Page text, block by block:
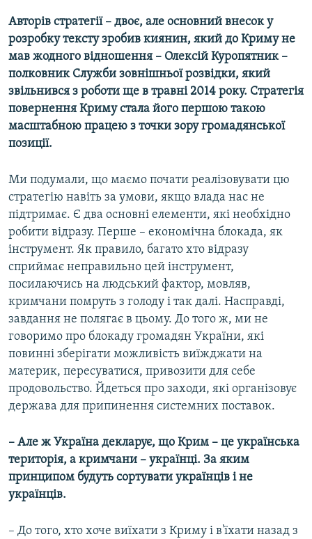
Авторів стратегії – двоє, але основний внесок у
розробку тексту зробив киянин, який до Криму не
мав жодного відношення – Олексій Куропятник –
полковник Служби зовнішньої розвідки, який
звільнився з роботи ще в травні 2014 року. Стратегія
повернення Криму стала його першою такою
масштабною працею з точки зору громадянської
позиції.
Ми подумали, що маємо почати реалізовувати цю
стратегію навіть за умови, якщо влада нас не
підтримає. Є два основні елементи, які необхідно
робити відразу. Перше – економічна блокада, як
інструмент. Як правило, багато хто відразу
сприймає неправильно цей інструмент,
посилаючись на людський фактор, мовляв,
кримчани помруть з голоду і так далі. Насправді,
завдання не полягає в цьому. До того ж, ми не
говоримо про блокаду громадян України, які
повинні зберігати можливість виїжджати на
материк, пересуватися, привозити для себе
продовольство. Йдеться про заходи, які організовує
держава для припинення системних поставок.
– Але ж Україна декларує, що Крим – це українська
територія, а кримчани – українці. За яким
принципом будуть сортувати українців і не
українців.
– До того, хто хоче виїхати з Криму і в'їхати назад з